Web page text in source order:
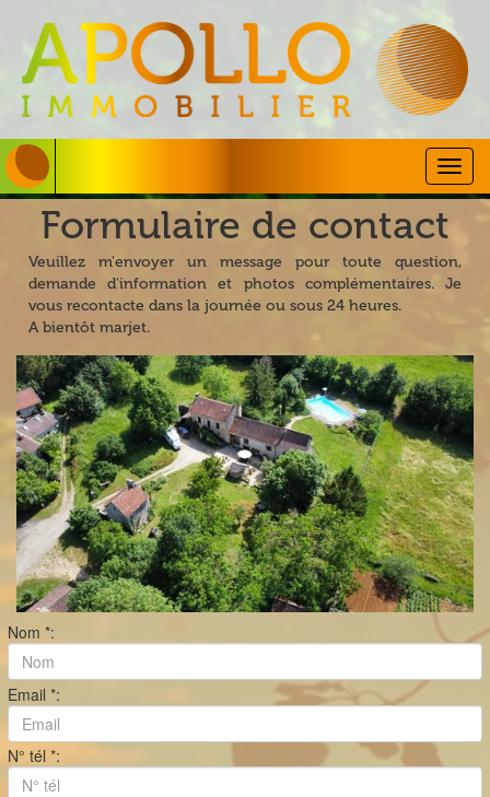
Formulaire de contact
Veuillez m'envoyer un message pour toute question,
demande d'information et photos complémentaires. Je
vous recontacte dans la journée ou sous 24 heures.
A bientôt marjet.
Nom *:
Email *:
N° tél *: